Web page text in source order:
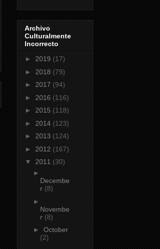
Archivo
Culturalmente
Incorrecto
► 2019 (17)
► 2018 (79)
► 2017 (94)
► 2016 (116)
► 2015 (118)
► 2014 (123)
► 2013 (124)
► 2012 (167)
▼ 2011 (30)
►
Decembe
r (8)
►
Novembe
r (8)
► October
(2)